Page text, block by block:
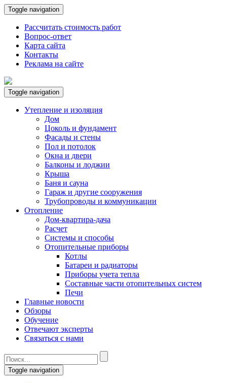
Toggle navigation
Рассчитать стоимость работ
Вопрос-ответ
Карта сайта
Контакты
Реклама на сайте
Toggle navigation
Утепление и изоляция
Дом
Цоколь и фундамент
Фасады и стены
Пол и потолок
Окна и двери
Балконы и лоджии
Крыша
Баня и сауна
Гараж и другие сооружения
Трубопроводы и коммуникации
Отопление
Дом-квартира-дача
Расчет
Системы и способы
Отопительные приборы
Котлы
Батареи и радиаторы
Приборы учета тепла
Составные части отопительных систем
Печи
Главные новости
Обзоры
Обучение
Отвечают эксперты
Связаться с нами
Toggle navigation